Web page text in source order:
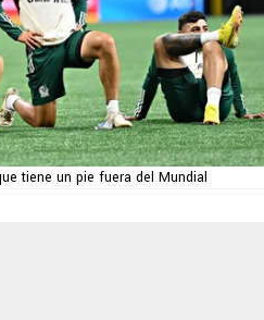
tiene un pie fuera del Mundial